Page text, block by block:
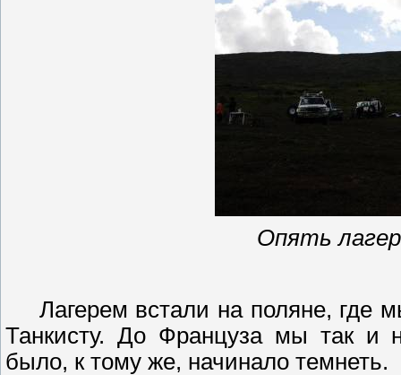
Опять
Лагерем встали на поляне,
Танкисту. До Француза мы так и
было, к тому же, начинало темнеть.